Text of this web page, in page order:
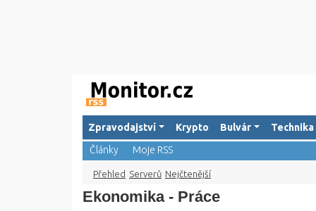
Zpravodajství Krypto Bulvár Technika
Články
Moje RSS
Přehled Serverů Nejčtenější
Ekonomika - Práce